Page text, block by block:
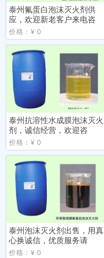
泰州氟蛋白泡沫灭火剂供
应，欢迎新老客户来电咨
价格：¥ 0
泰州抗溶性水成膜泡沫灭火
剂，诚信经营，欢迎咨
价格：¥ 0
泰州泡沫灭火剂出售，用真
心换诚信，优质服务请
价格：¥ 0